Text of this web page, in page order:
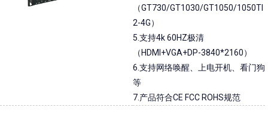
（GT730/GT1030/GT1050/1050TI
2-4G）
5.支持4k 60HZ极清
（HDMI+VGA+DP-3840*2160）
6.支持网络唤醒、上电开机、看门狗
等
7.产品符合CE FCC ROHS规范